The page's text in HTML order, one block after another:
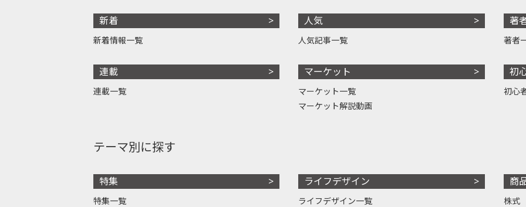
新着
新着情報一覧
連載
連載一覧
人気
人気記事一覧
マーケット
マーケット一覧
マーケット解説動画
著
著者
初
初心
テーマ別に探す
特集
特集一覧
ライフデザイン
ライフデザイン一覧
商
株式